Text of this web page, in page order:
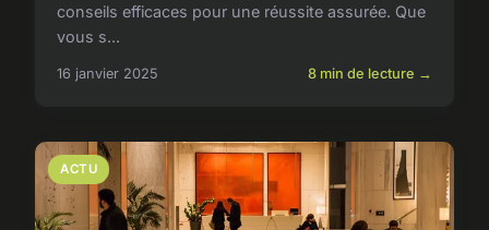
conseils efficaces pour une réussite assurée. Que
vous s...
16 janvier 2025 8 min de lecture →
ACTU